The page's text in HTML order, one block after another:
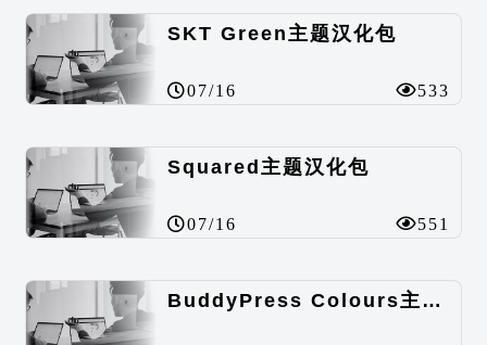
SKT Green主题汉化包
07/16 533
Squared主题汉化包
07/16 551
BuddyPress Colours主题汉化包